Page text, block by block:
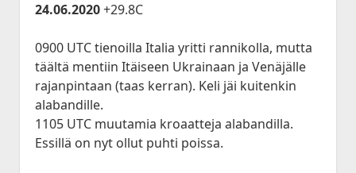
Kesä 2000
Kuunteluloki
24.06.2020+29.8C
0900 UTC tienoilla Italia yritti rannikolla, mutta
täältä mentiin Itäiseen Ukrainaan ja Venäjälle
rajanpintaan (taas kerran). Keli jäi kuitenkin
alabandille.
1105 UTC muutamia kroaatteja alabandilla.
Essillä on nyt ollut puhti poissa.